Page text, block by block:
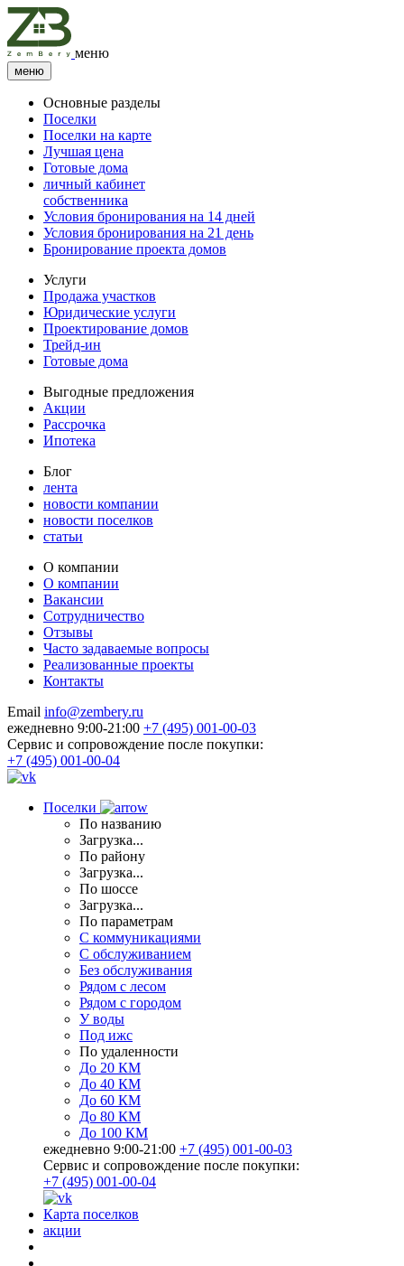
меню
меню
Основные разделы
Поселки
Поселки на карте
Лучшая цена
Готовые дома
личный кабинет
собственника
Условия бронирования на 14 дней
Условия бронирования на 21 день
Бронирование проекта домов
Услуги
Продажа участков
Юридические услуги
Проектирование домов
Трейд-ин
Готовые дома
Выгодные предложения
Акции
Рассрочка
Ипотека
Блог
лента
новости компании
новости поселков
статьи
О компании
О компании
Вакансии
Сотрудничество
Отзывы
Часто задаваемые вопросы
Реализованные проекты
Контакты
Email info@zembery.ru
ежедневно 9:00-21:00 +7 (495) 001-00-03
Cервис и сопровождение после покупки:
+7 (495) 001-00-04
Поселки
По названию
Загрузка...
По району
Загрузка...
По шоссе
Загрузка...
По параметрам
С коммуникациями
С обслуживанием
Без обслуживания
Рядом с лесом
Рядом с городом
У воды
Под ижс
По удаленности
До 20 КМ
До 40 КМ
До 60 КМ
До 80 КМ
До 100 КМ
ежедневно 9:00-21:00 +7 (495) 001-00-03
Cервис и сопровождение после покупки:
+7 (495) 001-00-04
Карта поселков
акции